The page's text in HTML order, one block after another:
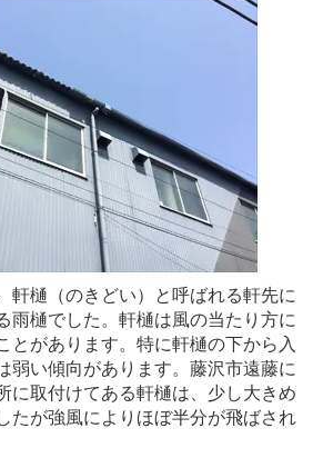
軒樋（のきどい）と呼ばれる軒先に
雨樋でした。軒樋は風の当たり方に
とがあります。特に軒樋の下から入
弱い傾向があります。藤沢市遠藤に
に取付けてある軒樋は、少し大きめ
たが強風によりほぼ半分が飛ばされ